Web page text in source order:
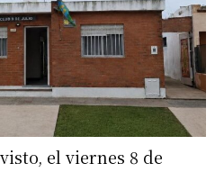
el viernes 8 de